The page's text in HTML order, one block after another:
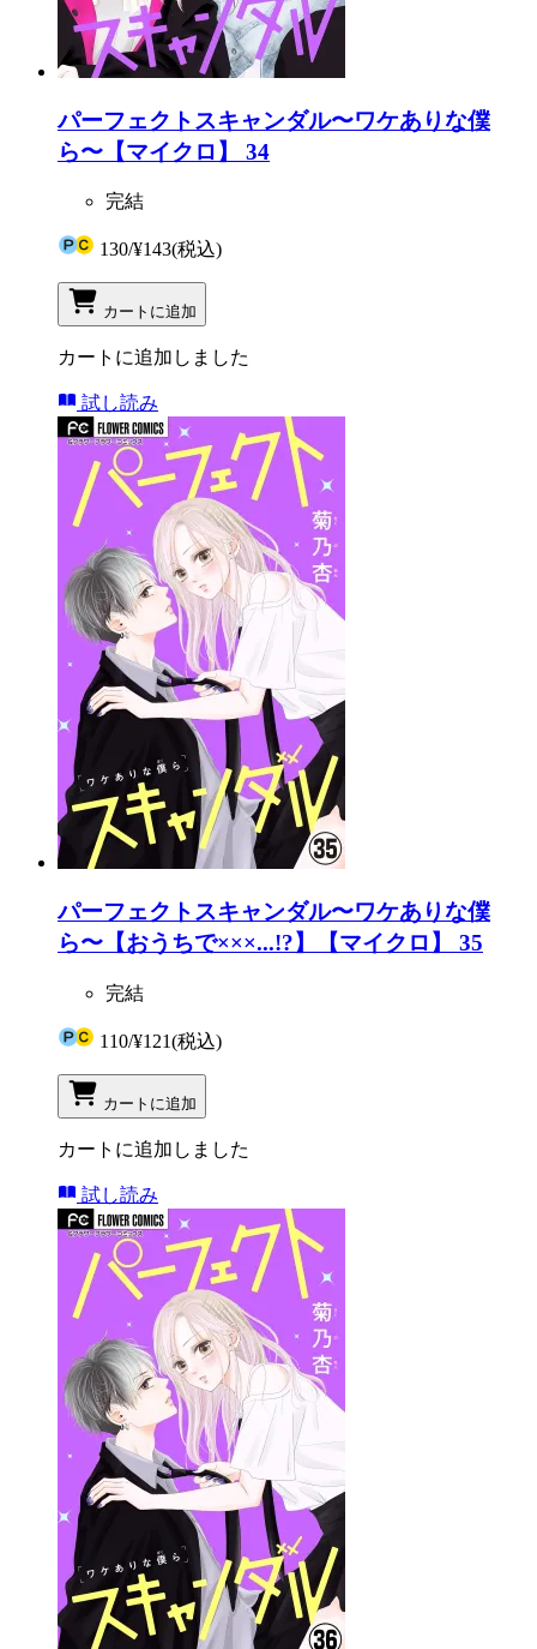
パーフェクトスキャンダル〜ワケありな僕
ら〜【マイクロ】 34
完結
130/¥143(税込)
カートに追加
カートに追加しました
試し読み
パーフェクトスキャンダル〜ワケありな僕
ら〜【おうちで×××...!?】【マイクロ】 35
完結
110/¥121(税込)
カートに追加
カートに追加しました
試し読み